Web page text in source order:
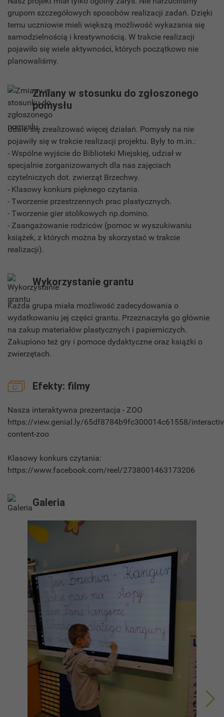
grupom szczegółowych sposobów realizacji zadań. Dzięki
temu uczniowie mieli większą możliwość wykazania się
samodzielnością i kreatywnością. W trakcie realizacji
pojawiło się wiele aktywności, których początkowo nie
planowaliśmy.
Zmiany w stosunku do zgłoszonego
pomysłu
Udało się zrealizować więcej działań. Pomysły na nie
pojawiły się w trakcie realizacji projektu. Były to m.in.:
- Wspólne wyjście do Biblioteki Miejskiej, udział w
specjalnie zorganizowanych dla nas zajęciach
czytelniczych dot. zwierząt Brzechwy.
- Klasowy konkurs pięknego czytania.
- Tworzenie przestrzennych prac plastycznych.
- Tworzenie gier stolikowych np.domino.
- Zaangażowanie rodziców (pomoc w wyszukiwaniu
książek, z których można by skorzystać w trakcie
realizacji).
Wykorzystanie grantu
Każda grupa miała możliwość zadecydowania o
wydatkowaniu jej części grantu. Przeznaczyła go głównie
na zakup materiałów plastycznych i papierniczych.
Zakupiono też gry i pomoce dydaktyczne oraz książki o
zwierzętach.
Efekty: filmy
Nasza interaktywna prezentacja - ZOO
https://view.genial.ly/65df8784b9fc300014c61558/
content-zoo
Klasowy konkurs czytania:
https://www.facebook.com/reel/2738001463173206
Galeria